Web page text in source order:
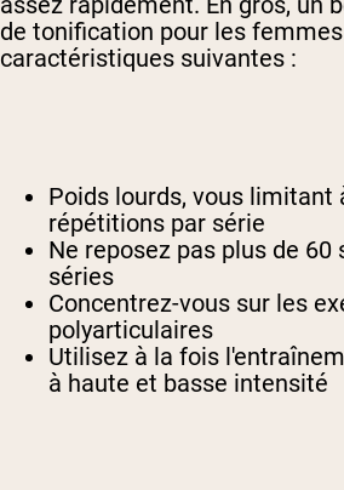
de tonification pour les
caractéristiques suivantes :
Poids lourds, vous limitant
répétitions par série
Ne reposez pas plus de 60
séries
Concentrez-vous sur les
polyarticulaires
Utilisez à la fois
à haute et basse intensité